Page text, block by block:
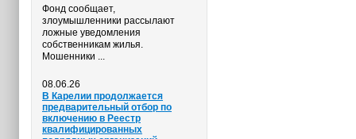
Фонд сообщает,
злоумышленники рассылают
ложные уведомления
собственникам жилья.
Мошенники ...
08.06.26
В Карелии продолжается
предварительный отбор по
включению в Реестр
квалифицированных